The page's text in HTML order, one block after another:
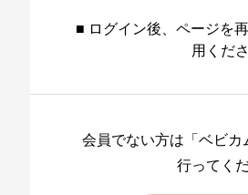
■ ログイン後、ページを
用くださ
会員でない方は「ベビ
行ってくだ